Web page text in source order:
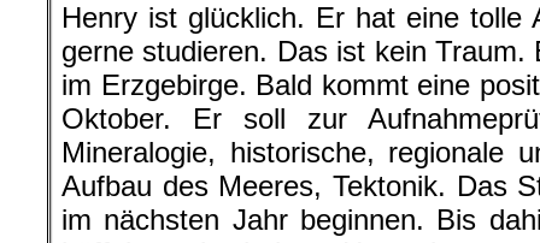
Henry ist glücklich. Er hat eine tolle
gerne studieren. Das ist kein
im Erzgebirge. Bald kommt eine
Oktober. Er soll zur
Mineralogie, historische, regionale
Aufbau des Meeres, Tektonik. Das
im nächsten Jahr beginnen. Bis